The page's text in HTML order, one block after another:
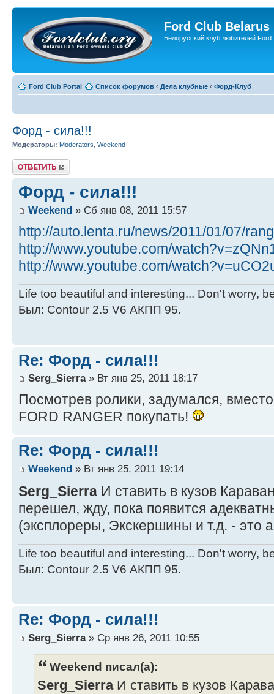
Ford Club Belarus
Белорусский клуб любителей Ford
Ford Club Portal Список форумов ‹ Дела клубные ‹ Форд-Клуб
Форд - сила!!!
Модераторы: Moderators Weekend
Ответить
Форд - сила!!!
Weekend » Сб янв 08, 2011 15:57
http://auto.lenta.ru/news/2011/01/07/
http://www.youtube.com/
http://www.youtube.com/
Life too beautiful and interesting... Don't worry,
Был: Contour 2.5 V6 АКПП 95.
Re: Форд - сила!!!
Serg_Sierra» Вт янв 25, 2011 18:17
Посмотрев ролики, задумался,
FORD RANGER покупать!
Re: Форд - сила!!!
Weekend » Вт янв 25, 2011 19:14
Serg_Sierra И ставить в кузов
перешел, жду, пока появится
(эксплореры, Экскершины и т.д. - это
Life too beautiful and interesting... Don't worry,
Был: Contour 2.5 V6 АКПП 95.
Re: Форд - сила!!!
Serg_Sierra» Ср янв 26, 2011 10:55
Weekend писал(а):
Serg_SierraИ ставить в кузов